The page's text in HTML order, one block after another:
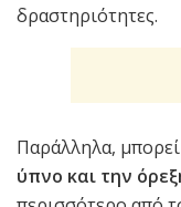
δραστηριότητες.
Παράλληλα,
ύπνο και την